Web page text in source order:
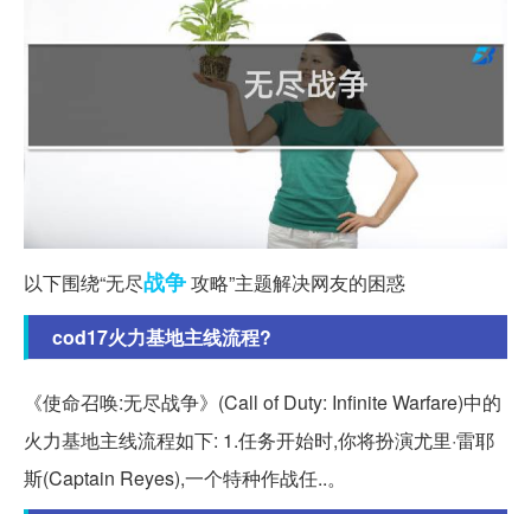
以下围绕“无尽战争攻略”主题解决网友的困惑
cod17火力基地主线流程?
《使命召唤:无尽战争》(Call of Duty: Infinite Warfare)中的
火力基地主线流程如下: 1.任务开始时,你将扮演尤里·雷耶
斯(Captain Reyes),一个特种作战任..。